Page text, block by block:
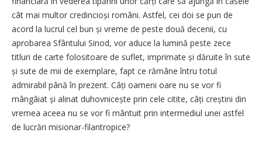
cât mai multor credincioși români. Astfel, cei doi se pun de
acord la lucrul cel bun și vreme de peste două decenii, cu
aprobarea Sfântului Sinod, vor aduce la lumină peste zece
titluri de carte folositoare de suflet, imprimate și dăruite în sute
și sute de mii de exemplare, fapt ce rămâne întru totul
admirabil până în prezent. Câți oameni oare nu se vor fi
mângâiat și alinat duhovnicește prin cele citite, câți creștini din
vremea aceea nu se vor fi mântuit prin intermediul unei astfel
de lucrări misionar-filantropice?